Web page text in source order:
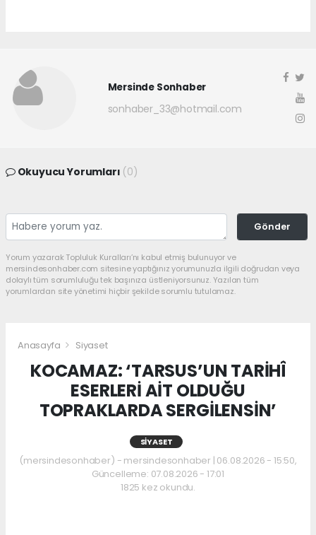
Mersinde Sonhaber
sonhaber_33@hotmail.com
Okuyucu Yorumları (0)
Gönder
Yorum yazarak Topluluk Kuralları’nı kabul etmiş bulunuyor ve
mersindesonhaber.com sitesine yaptığınız yorumunuzla ilgili doğrudan veya
dolaylı tüm sorumluluğu tek başınıza üstleniyorsunuz. Yazılan tüm
yorumlardan site yönetimi hiçbir şekilde sorumlu tutulamaz.
Anasayfa Siyaset
KOCAMAZ: ‘TARSUS’UN TARİHÎ
ESERLERİ AİT OLDUĞU
TOPRAKLARDA SERGİLENSİN’
SIYASET
(mersindesonhaber) - mersindesonhaber | 06.08.2026 - 15:50,
Güncelleme: 07.08.2026 - 17:01
1825 kez okundu.